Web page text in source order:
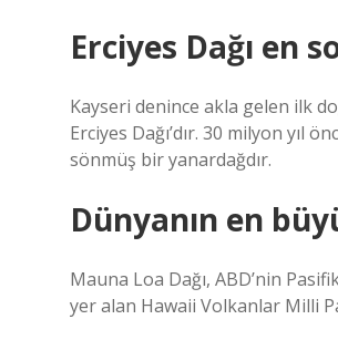
Erciyes Dağı en
Kayseri denince akla gelen ilk
Erciyes Dağı’dır. 30 milyon yıl
sönmüş bir yanardağdır.
Dünyanın en
Mauna Loa Dağı, ABD’nin
yer alan Hawaii Volkanlar Milli